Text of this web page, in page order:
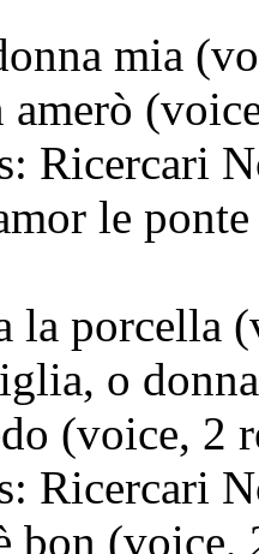
mia
amerò
Ricercari
le
la porcella
o
(voice, 2
Ricercari
bon (voice,